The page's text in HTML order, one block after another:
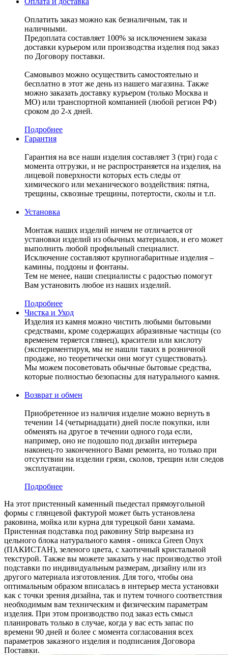
Оплатить заказ можно как безналичным, так и
наличными.
Предоплата составляет 100% за исключением заказа
доставки курьером или производства изделия под заказ
по Договору поставки.
Самовывоз можно осуществить самостоятельно и
бесплатно в этот же день из нашего магазина. Также
можно заказать доставку курьером (только Москва и
МО) или транспортной компанией (любой регион РФ)
сроком до 2-х дней.
Подробнее
Гарантия
Гарантия на все наши изделия составляет 3 (три) года с
момента отгрузки, и не распространяется на изделия, на
лицевой поверхности которых есть следы от
химического или механического воздействия: пятна,
трещины, сквозные трещины, потертости, сколы и т.п.
Установка
Монтаж наших изделий ничем не отличается от
установки изделий из обычных материалов, и его может
выполнить любой профильный специалист.
Исключение составляют крупногабаритные изделия –
камины, поддоны и фонтаны.
Тем не менее, наши специалисты с радостью помогут
Вам установить любое из наших изделий.
Подробнее
Чистка и Уход
Изделия из камня можно чистить любыми бытовыми
средствами, кроме содержащих абразивные частицы (со
временем теряется глянец), красители или кислоту
(экспериментируя, мы не нашли таких в розничной
продаже, но теоретически они могут существовать).
Мы можем посоветовать обычные бытовые средства,
которые полностью безопасны для натурального камня.
Возврат и обмен
Приобретенное из наличия изделие можно вернуть в
течении 14 (четырнадцати) дней после покупки, или
обменять на другое в течении одного года если,
например, оно не подошло под дизайн интерьера
наконец-то законченного Вами ремонта, но только при
отсутствии на изделии грязи, сколов, трещин или следов
эксплуатации.
Подробнее
На этот пристенный каменный пьедестал прямоугольной
формы с глянцевой фактурой может быть установлена
раковина, мойка или курна для турецкой бани хамама.
Пристенная подставка под раковину Strip вырезана из
цельного блока натурального камня - оникса Green Onyx
(ПАКИСТАН), зеленого цвета, c хаотичный кристальной
текстурой. Также вы можете заказать у нас производство этой
подставки по индивидуальным размерам, дизайну или из
другого материала изготовления. Для того, чтобы она
оптимальным образом вписалась в интерьер места установки
как с точки зрения дизайна, так и путем точного соответствия
необходимым вам техническим и физическим параметрам
изделия. При этом производство под заказ есть смысл
планировать только в случае, когда у вас есть запас по
времени 90 дней и более с момента согласования всех
параметров заказного изделия и подписания Договора
Поставки.